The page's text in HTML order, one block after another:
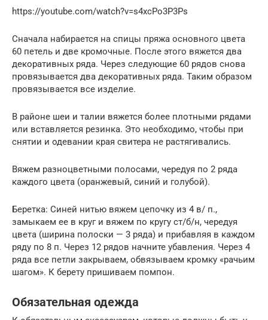
https://youtube.com/watch?v=s4xcPo3P3Ps
Сначала набирается на спицы пряжа основного цвета
60 петель и две кромочные. После этого вяжется два
декоративных ряда. Через следующие 60 рядов снова
провязывается два декоративных ряда. Таким образом
провязывается все изделие.
В районе шеи и талии вяжется более плотными рядами
или вставляется резинка. Это необходимо, чтобы при
снятии и одевании края свитера не растягивались.
Вяжем разноцветными полосами, чередуя по 2 ряда
каждого цвета (оранжевый, синий и голубой).
Беретка: Синей нитью вяжем цепочку из 4 в/ п.,
замыкаем ее в круг и вяжем по кругу ст/б/н, чередуя
цвета (ширина полоски — 3 ряда) и прибавляя в каждом
ряду по 8 п. Через 12 рядов начните убавления. Через 4
ряда все петли закрываем, обвязываем кромку «рачьим
шагом». К берету пришиваем помпон.
Обязательная одежда